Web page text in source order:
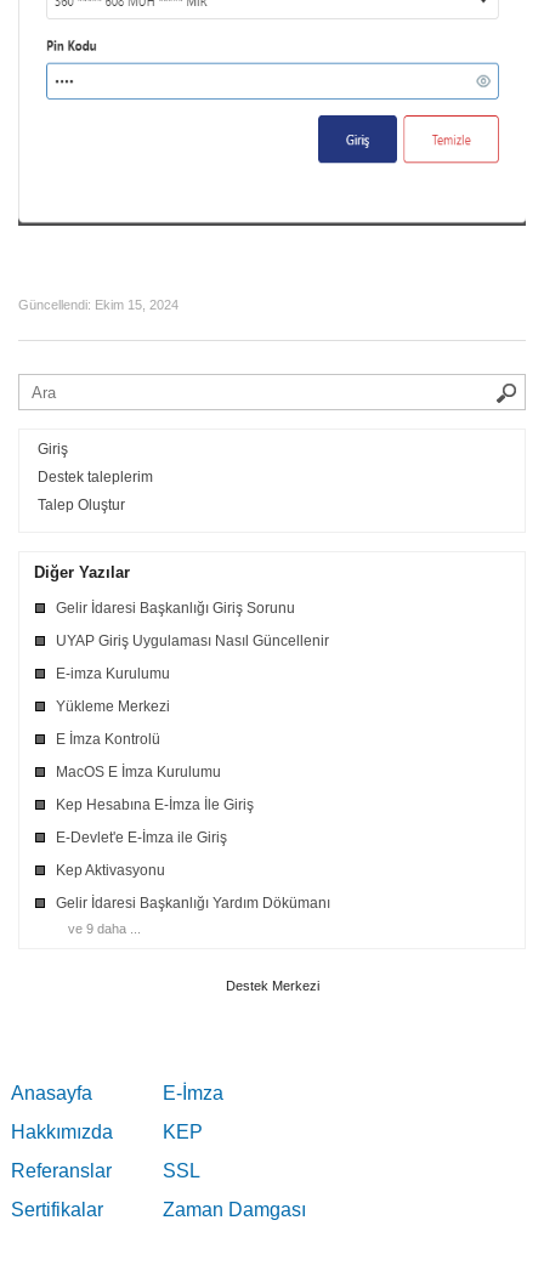
Güncellendi: Ekim 15, 2024
Giriş
Destek taleplerim
Talep Oluştur
Diğer Yazılar
Gelir İdaresi Başkanlığı Giriş Sorunu
UYAP Giriş Uygulaması Nasıl Güncellenir
E-imza Kurulumu
Yükleme Merkezi
E İmza Kontrolü
MacOS E İmza Kurulumu
Kep Hesabına E-İmza İle Giriş
E-Devlet'e E-İmza ile Giriş
Kep Aktivasyonu
Gelir İdaresi Başkanlığı Yardım Dökümanı
ve 9 daha ...
Destek Merkezi
Anasayfa
Hakkımızda
Referanslar
Sertifikalar
E-İmza
KEP
SSL
Zaman Damgası